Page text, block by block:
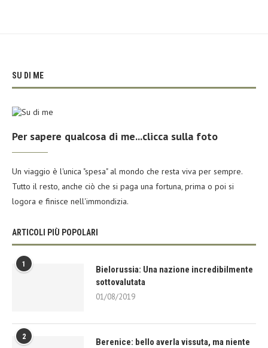
SU DI ME
Per sapere qualcosa di me...clicca sulla foto
Un viaggio è l'unica "spesa" al mondo che resta viva per sempre.
Tutto il resto, anche ciò che si paga una fortuna, prima o poi si
logora e finisce nell'immondizia.
ARTICOLI PIÙ POPOLARI
1
Bielorussia: Una nazione incredibilmente
sottovalutata
01/08/2019
2
Berenice: bello averla vissuta, ma niente